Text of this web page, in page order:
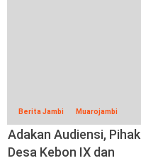
Berita Jambi Muarojambi
Adakan Audiensi, Pihak
Desa Kebon IX dan